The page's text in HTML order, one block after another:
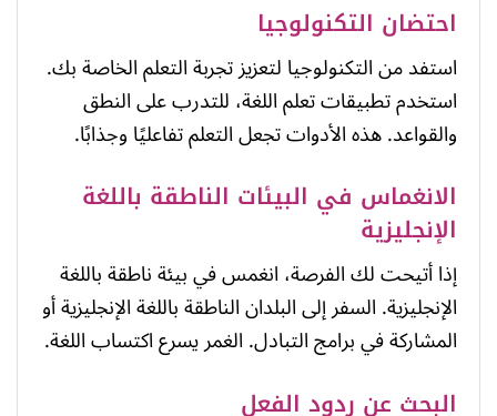
احتضان التكنولوجيا
استفد من التكنولوجيا لتعزيز تجربة التعلم الخاصة بك.
استخدم تطبيقات تعلم اللغة، للتدرب على النطق
والقواعد. هذه الأدوات تجعل التعلم تفاعليًا وجذابًا.
الانغماس في البيئات الناطقة باللغة
الإنجليزية
إذا أتيحت لك الفرصة، انغمس في بيئة ناطقة باللغة
الإنجليزية. السفر إلى البلدان الناطقة باللغة الإنجليزية أو
المشاركة في برامج التبادل. الغمر يسرع اكتساب اللغة.
البحث عن ردود الفعل